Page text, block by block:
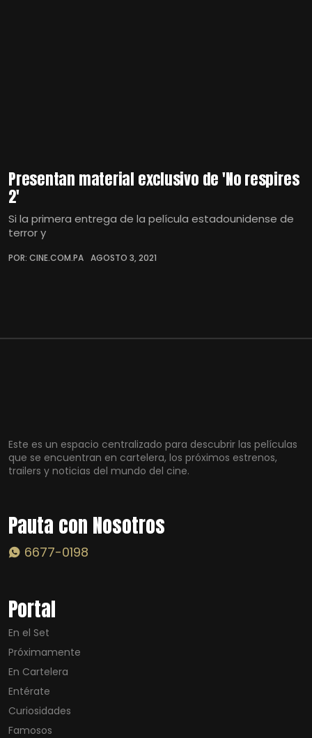
Presentan material exclusivo de 'No respires
2'
Si la primera entrega de la película estadounidense de
terror y
POR: CINE.COM.PA AGOSTO 3, 2021
Este es un espacio centralizado para descubrir las películas
que se encuentran en cartelera, los próximos estrenos,
trailers y noticias del mundo del cine.
Pauta con Nosotros
6677-0198
Portal
En el Set
Próximamente
En Cartelera
Entérate
Curiosidades
Famosos